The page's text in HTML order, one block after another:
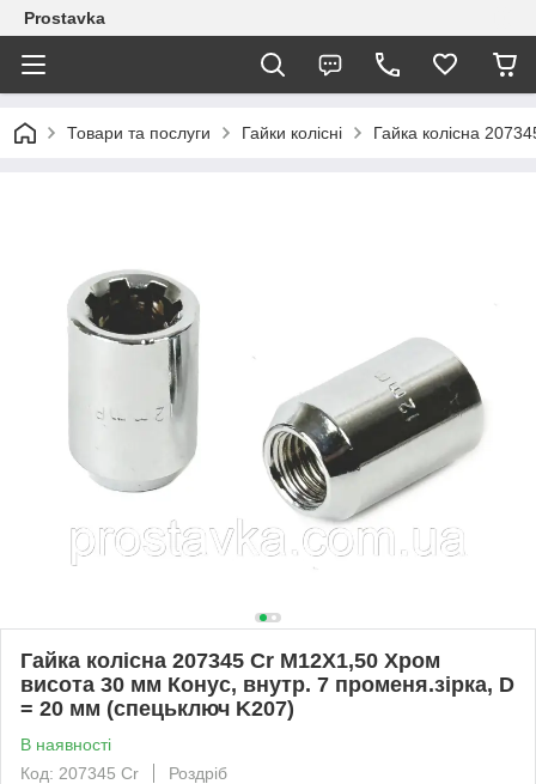
Prostavka
Товари та послуги Гайки колісні Гайка колісна
Гайка колісна 207345 Cr M12X1,50 Хром
висота 30 мм Конус, внутр. 7 променя.зірка, D
= 20 мм (спецьключ K207)
В наявності
Код: 207345 Cr
Роздріб